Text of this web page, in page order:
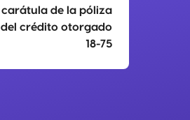
de la póliza
del crédito otorgado
18-75